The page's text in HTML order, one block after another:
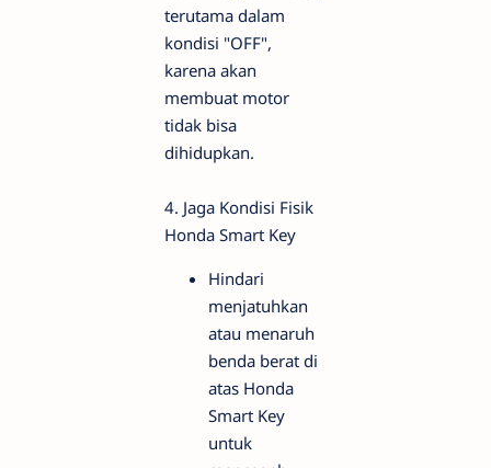
terutama dalam
kondisi "OFF",
karena akan
membuat motor
tidak bisa
dihidupkan.
4. Jaga Kondisi Fisik
Honda Smart Key
Hindari
menjatuhkan
atau menaruh
benda berat di
atas Honda
Smart Key
untuk